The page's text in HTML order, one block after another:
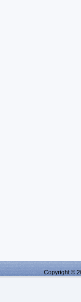
Copyright ©